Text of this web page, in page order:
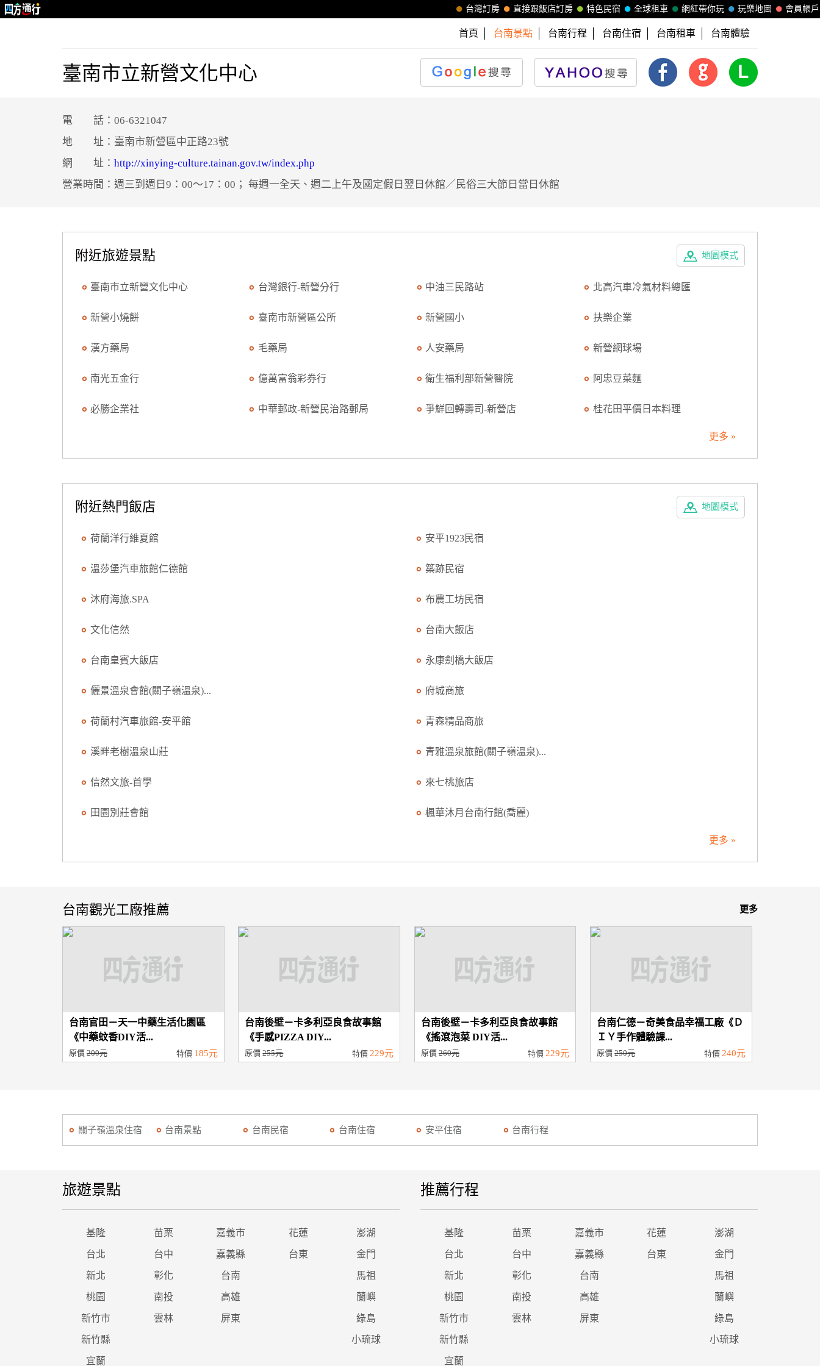
會員帳戶
玩樂地圖
網紅帶你玩
全球租車
特色民宿
直接跟飯店訂房
台灣訂房
首頁 台南景點 台南行程 台南住宿 台南租車 台南體驗
臺南市立新營文化中心
電 話：06-6321047
地 址：臺南市新營區中正路23號
網 址： http://xinying-culture.tainan.gov.tw/index.php
營業時間：週三到週日9：00～17：00； 每週一全天、週二上午及國定假日翌日休館／民俗三大節日當日休館
地圖模式
附近旅遊景點
臺南市立新營文化中心 台灣銀行-新營分行 中油三民路站 北高汽車冷氣材料總匯
新營小燒餅 臺南市新營區公所 新營國小 扶樂企業
漢方藥局 毛藥局 人安藥局 新營網球場
南光五金行 億萬富翁彩券行 衛生福利部新營醫院 阿忠豆菜麵
必勝企業社 中華郵政-新營民治路郵局 爭鮮回轉壽司-新營店 桂花田平價日本料理
更多 »
地圖模式
附近熱門飯店
荷蘭洋行維夏館 安平1923民宿
溫莎堡汽車旅館仁德館 築跡民宿
沐府海旅.SPA 布農工坊民宿
文化信然 台南大飯店
台南皇賓大飯店 永康劍橋大飯店
儷景溫泉會館(關子嶺溫泉)... 府城商旅
荷蘭村汽車旅館-安平館 青森精品商旅
溪畔老樹溫泉山莊 青雅溫泉旅館(關子嶺溫泉)...
信然文旅-首學 來七桃旅店
田園別莊會館 楓華沐月台南行館(喬麗)
更多 »
更多
台南觀光工廠推薦
台南官田－天一中藥生活化園區
《中藥蚊香DIY活...
原價 200元 特價 185元
台南後壁－卡多利亞良食故事館
《手感PIZZA DIY...
原價255元 特價229元
台南後壁－卡多利亞良食故事館
《搖滾泡菜 DIY活...
原價260元 特價229元
台南仁德－奇美食品幸福工廠《Ｄ
ＩＹ手作體驗課...
原價250元 特價 240元
關子嶺溫泉住宿 台南景點 台南民宿 台南住宿 安平住宿 台南行程
旅遊景點
基隆 苗栗 嘉義市 花蓮 澎湖
台北 台中 嘉義縣 台東 金門
新北 彰化 台南 馬祖
桃園 南投 高雄 蘭嶼
新竹市 雲林 屏東 綠島
新竹縣 小琉球
宜蘭
推薦行程
基隆 苗栗 嘉義市 花蓮 澎湖
台北 台中 嘉義縣 台東 金門
新北 彰化 台南 馬祖
桃園 南投 高雄 蘭嶼
新竹市 雲林 屏東 綠島
新竹縣 小琉球
宜蘭